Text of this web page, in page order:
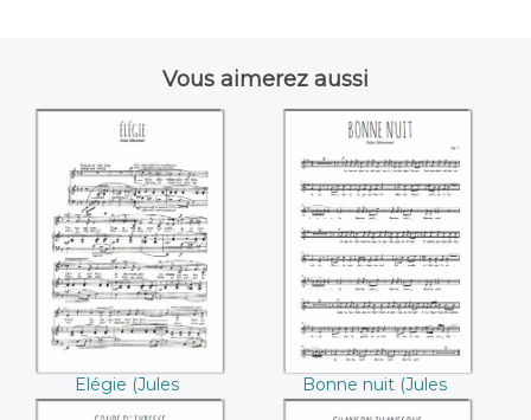
Vous aimerez aussi
Elégie ((Jules
Massenet))
Elégie (Jules
Massenet)
Bonne nuit ((Jules
Massenet))
Bonne nuit (Jules
Massenet)